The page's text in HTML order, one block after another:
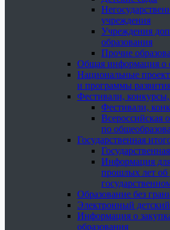
учреждения
Учреждения
образования
Прочие
Общая информация о
Национальные
и программы
Фестивали,
Фестивали,
Всероссийская
по
Государственная
Информация
прошлых лет об
Образование без
Электронный
Информация о
образования